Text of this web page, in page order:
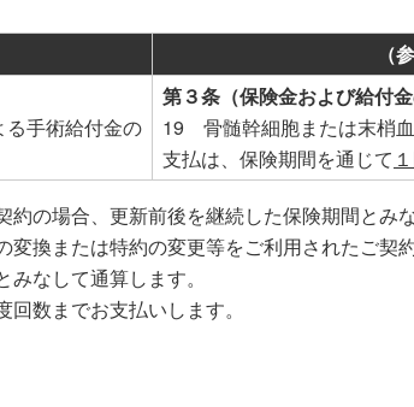
（
手術給付金の
第３条（保険金および給付金
19 骨髄幹細胞または末梢
支払は、保険期間を通じて
の場合、更新前後を継続した保険期間とみ
換または特約の変更等をご利用されたご契
なして通算します。
数までお支払いします。